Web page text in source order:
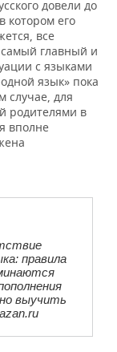
довели до
котором его
все
самый главный и
с языками
язык» пока
случае, для
родителями в
вполне
правила
выучить